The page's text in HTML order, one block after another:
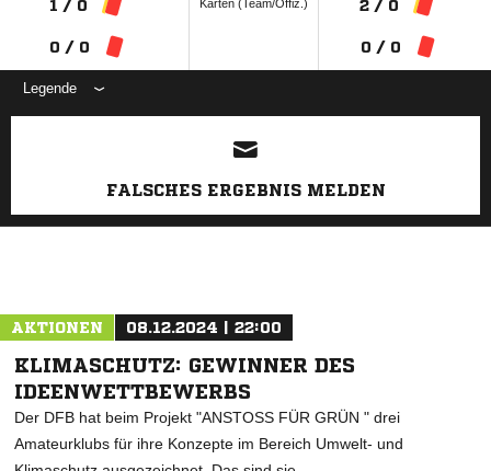
1 / 0
0 / 0
Karten (Team/Offiz.) 2 / 0
0 / 0
Legende
ANZEIGE
FALSCHES ERGEBNIS MELDEN
AKTIONEN 08.12.2024 | 22:00
KLIMASCHUTZ: GEWINNER DES
IDEENWETTBEWERBS
Der DFB hat beim Projekt "ANSTOSS FÜR GRÜN " drei
Amateurklubs für ihre Konzepte im Bereich Umwelt- und